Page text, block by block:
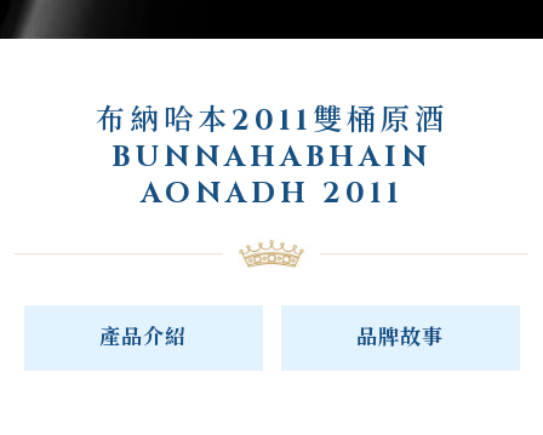
布納哈本2011雙桶原酒
BUNNAHABHAIN
AONADH 2011
產品介紹 品牌故事